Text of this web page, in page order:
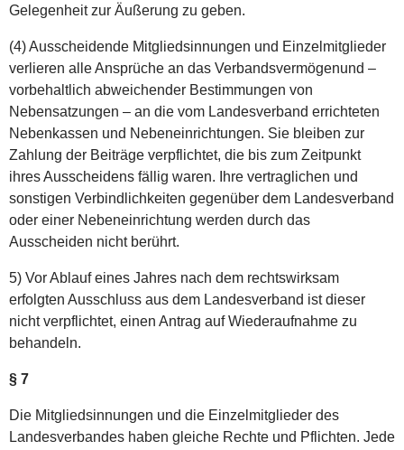
Gelegenheit zur Äußerung zu geben.
(4) Ausscheidende Mitgliedsinnungen und Einzelmitglieder
verlieren alle Ansprüche an das Verbandsvermögenund –
vorbehaltlich abweichender Bestimmungen von
Nebensatzungen – an die vom Landesverband errichteten
Nebenkassen und Nebeneinrichtungen. Sie bleiben zur
Zahlung der Beiträge verpflichtet, die bis zum Zeitpunkt
ihres Ausscheidens fällig waren. Ihre vertraglichen und
sonstigen Verbindlichkeiten gegenüber dem Landesverband
oder einer Nebeneinrichtung werden durch das
Ausscheiden nicht berührt.
5) Vor Ablauf eines Jahres nach dem rechtswirksam
erfolgten Ausschluss aus dem Landesverband ist dieser
nicht verpflichtet, einen Antrag auf Wiederaufnahme zu
behandeln.
§ 7
Die Mitgliedsinnungen und die Einzelmitglieder des
Landesverbandes haben gleiche Rechte und Pflichten. Jede